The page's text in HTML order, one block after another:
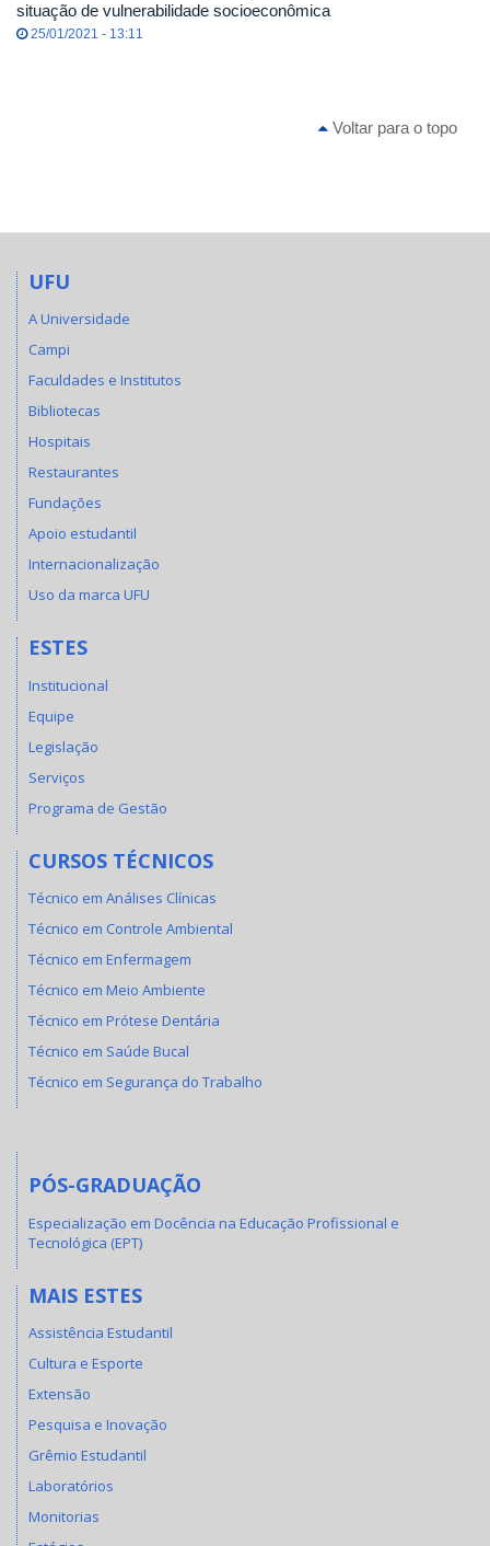
situação de vulnerabilidade socioeconômica
25/01/2021 - 13:11
Voltar para o topo
UFU
A Universidade
Campi
Faculdades e Institutos
Bibliotecas
Hospitais
Restaurantes
Fundações
Apoio estudantil
Internacionalização
Uso da marca UFU
ESTES
Institucional
Equipe
Legislação
Serviços
Programa de Gestão
CURSOS TÉCNICOS
Técnico em Análises Clínicas
Técnico em Controle Ambiental
Técnico em Enfermagem
Técnico em Meio Ambiente
Técnico em Prótese Dentária
Técnico em Saúde Bucal
Técnico em Segurança do Trabalho
PÓS-GRADUAÇÃO
Especialização em Docência na Educação Profissional e
Tecnológica (EPT)
MAIS ESTES
Assistência Estudantil
Cultura e Esporte
Extensão
Pesquisa e Inovação
Grêmio Estudantil
Laboratórios
Monitorias